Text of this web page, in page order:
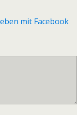
mit Facebook